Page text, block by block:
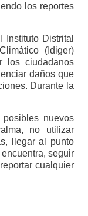
los reportes
Distrital
(Idiger)
los ciudadanos
daños que
Durante la
nuevos
no utilizar
llegar al punto
seguir
cualquier